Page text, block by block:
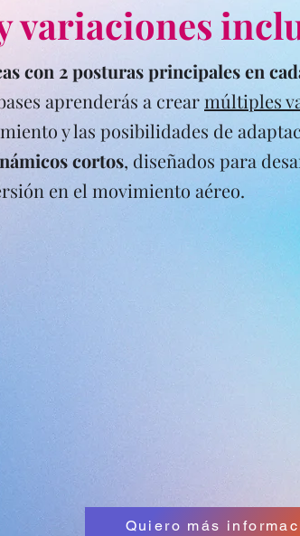
variaciones
con 2 posturas principales en
aprenderás a crearmúltiples
y las posibilidades de
cortos, diseñados para
en el movimiento aéreo.
Quiero más